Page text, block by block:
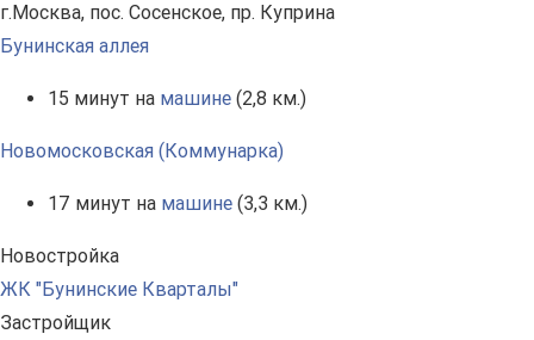
г.Москва, пос. Сосенское, пр. Куприна
Бунинская аллея
15 минут на машине (2,8 км.)
Новомосковская (Коммунарка)
17 минут на машине (3,3 км.)
Новостройка
ЖК "Бунинские Кварталы"
Застройщик